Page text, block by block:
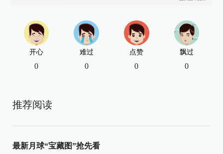
开心
0
难过
0
点赞
0
飘过
0
推荐阅读
最新月球“宝藏图”抢先看